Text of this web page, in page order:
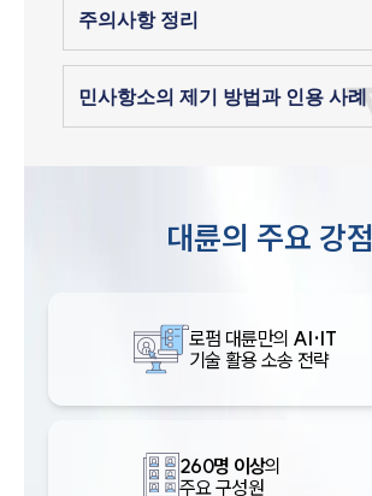
주의사항 정리
민사항소의 제기 방법과 인용 사례
대륜의 주요 강점
로펌 대륜만의 AI·IT
기술 활용 소송 전략
260명 이상의
주요 구성원